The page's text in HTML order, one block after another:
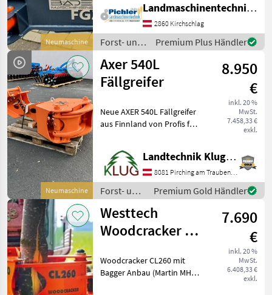
Neumaschine
Greiferöffnung ca. 50 cm
Trägerfahrzeug: 1, 5 t bis 2,
2 t Preis: € 1
Landmaschinentechnik Pichler GmbH
2860 Kirchschlag
Forst- und
Holztechnik
/ Sonstige
Premium Plus Händler
Neumaschine
Axer 540L
Fällgreifer
8.950
€
inkl. 20 %
MwSt.
7.458,33 €
exkl.
Neue AXER 540L Fällgreifer
aus Finnland von Profis für
Messer - so auch als Greifer
zum Zusammenlegen und
Laden verwendbar.
Umfangreiche Auss
Landtechnik Klug e. U.
8081 Pirching am Traubenberg
Forst- und
Holztechnik
/ Axer
Premium Gold Händler
Westtech
Woodcracker CL
7.690
€
inkl. 20 %
MwSt.
6.408,33 €
exkl.
Woodcracker CL260 mit
Bagger Anbau (Martin MH10